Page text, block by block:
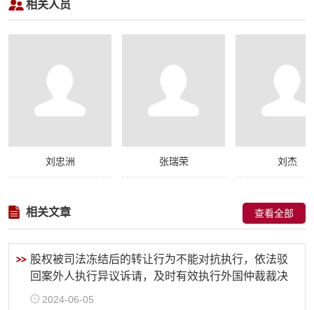
相关人员
刘忠洲 张瑞荣 刘杰
查看全部
相关文章
股权被司法冻结后的转让行为不能对抗执行，依法驳
回案外人执行异议诉请，及时有效执行外国仲裁裁决
2024-06-05